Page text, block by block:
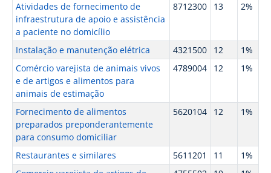
Atividades de fornecimento de
infraestrutura de apoio e assistência
a paciente no domicílio
8712300 13 2%
Instalação e manutenção elétrica 4321500 12
1%
Comércio varejista de animais vivos
e de artigos e alimentos para
animais de estimação
4789004 12 1%
Fornecimento de alimentos
preparados preponderantemente
para consumo domiciliar
5620104 12 1%
Restaurantes e similares 5611201 11
1%